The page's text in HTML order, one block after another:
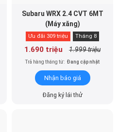
Subaru WRX 2.4 CVT 6MT
(Máy xăng)
Ưu đãi 309 triệu Tháng 8
1.690 triệu 1.999 triệu
Trả hàng tháng từ: Đang cập nhật
Nhận báo giá
Đăng ký lái thử